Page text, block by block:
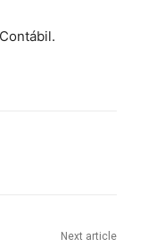
Next article